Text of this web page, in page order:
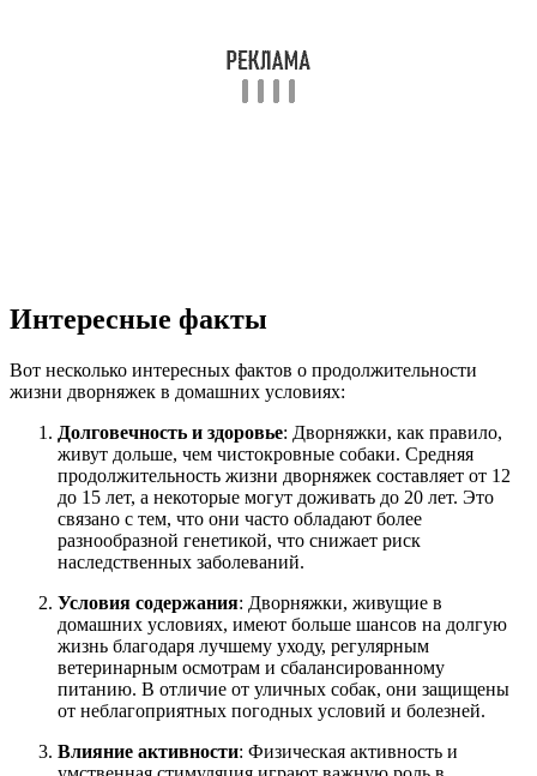
Интересные факты
Вот несколько интересных фактов о продолжительности
жизни дворняжек в домашних условиях:
Долговечность и здоровье: Дворняжки, как правило,
живут дольше, чем чистокровные собаки. Средняя
продолжительность жизни дворняжек составляет от 12
до 15 лет, а некоторые могут доживать до 20 лет. Это
связано с тем, что они часто обладают более
разнообразной генетикой, что снижает риск
наследственных заболеваний.
Условия содержания: Дворняжки, живущие в
домашних условиях, имеют больше шансов на долгую
жизнь благодаря лучшему уходу, регулярным
ветеринарным осмотрам и сбалансированному
питанию. В отличие от уличных собак, они защищены
от неблагоприятных погодных условий и болезней.
Влияние активности: Физическая активность и